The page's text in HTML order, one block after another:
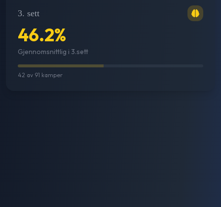
3. sett
46.2%
Gjennomsnittlig i 3.sett
42 av 91 kamper